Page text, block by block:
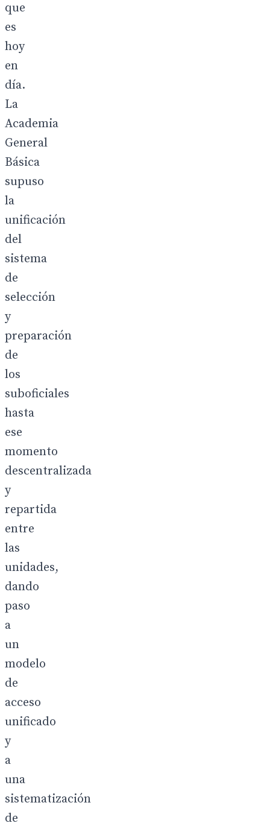
que
es
hoy
en
día.
La
Academia
General
Básica
supuso
la
unificación
del
sistema
de
selección
y
preparación
de
los
suboficiales
hasta
ese
momento
descentralizada
y
repartida
entre
las
unidades,
dando
paso
a
un
modelo
de
acceso
unificado
y
a
una
sistematización
de